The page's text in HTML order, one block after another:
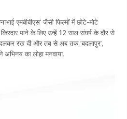
एमबीबीएस’ जैसी फिल्मों में छोटे-मोटे
पाने के लिए उन्हें 12 साल संघर्ष के दौर से
रख दी और तब से अब तक ‘बदलापुर’,
अभिनय का लोहा मनवाया.